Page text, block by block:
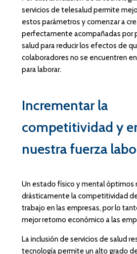
servicios de telesalud permite
estos parámetros y comenzar a
perfectamente acompañadas por
salud para reducir los efectos de
colaboradores no se encuentren
para laborar.
Incrementar la
competitividad y
nuestra fuerza
Un estado físico y mental óptimos
drásticamente la competitividad
trabajo en las empresas, por lo
mejor retorno económico a las
La inclusión de servicios de salud
tecnología permite un alto grado